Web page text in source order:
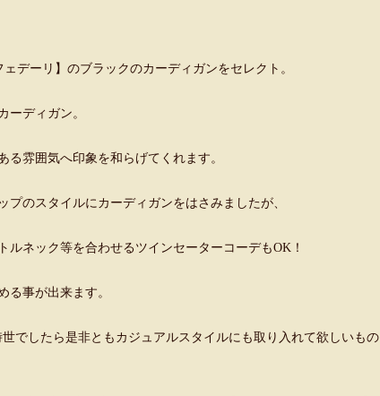
デーリ】のブラックのカーディガンをセレクト。
ーディガン。
雰囲気へ印象を和らげてくれます。
のスタイルにカーディガンをはさみましたが、
ネック等を合わせるツインセーターコーデもOK！
る事が出来ます。
でしたら是非ともカジュアルスタイルにも取り入れて欲しいもの